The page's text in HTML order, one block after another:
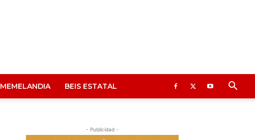
MEMELANDIA BEIS ESTATAL
- Publicidad -